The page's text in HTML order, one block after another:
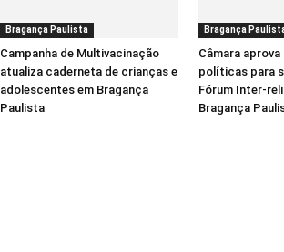
Bragança Paulista
Campanha de Multivacinação
atualiza caderneta de crianças e
adolescentes em Bragança
Paulista
Bragança
Câmara
políticas para
Fórum Inter-
Bragança